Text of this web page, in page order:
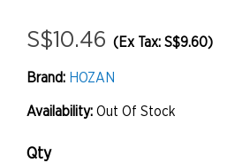
S$10.46 (Ex Tax: S$9.60)
Brand: HOZAN
Availability: Out Of Stock
Qty